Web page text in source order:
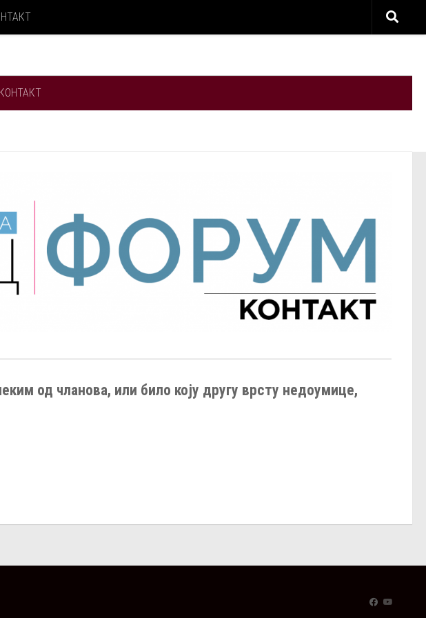
КОНТАКТ
од чланова, или било коју другу врсту недоумице,